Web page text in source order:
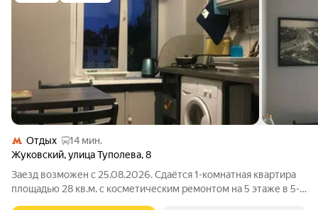
Отдых
14 мин.
Жуковский,улица Туполева,8
Заезд возможен с 25.08.2026. Сдаётся 1-комнатная квартира
площадью 28 кв.м. с косметическим ремонтом на 5 этаже в 5-